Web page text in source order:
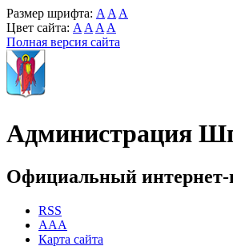
Размер шрифта: A A A
Цвет сайта: A A A A
Полная версия сайта
Администрация
Официальный интернет-
RSS
AAA
Карта сайта